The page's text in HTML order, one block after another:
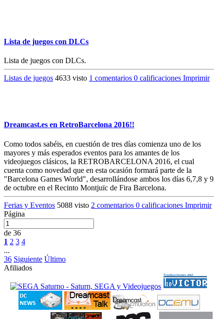
Lista de juegos con DLCs
Lista de juegos con DLCs.
Listas de juegos 4633 visto 1 comentarios 0 calificaciones Imprimir
Dreamcast.es en RetroBarcelona 2016!!
Como todos sabéis, en cuestión de tres días comienza uno de los
mayores y más esperados eventos para los amantes de los
videojuegos clásicos, la RETROBARCELONA 2016, el cual
cuenta como novedad que en esta ocasión formará parte de la
"Barcelona Games World", desarrollándose ambos los días 6,7,8 y 9
de octubre en el Recinto Montjuïc de Fira Barcelona.
Ferias y Eventos 5088 visto 2 comentarios 0 calificaciones Imprimir
Página
de 36
1 2 3 4
...
36 Siguiente Último
Afiliados